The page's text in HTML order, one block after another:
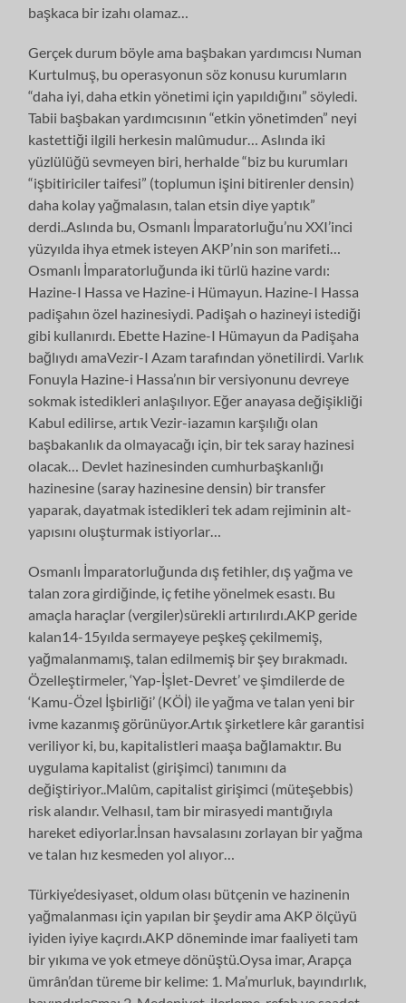
başkaca bir izahı olamaz…
Gerçek durum böyle ama başbakan yardımcısı Numan
Kurtulmuş, bu operasyonun söz konusu kurumların
“daha iyi, daha etkin yönetimi için yapıldığını” söyledi.
Tabii başbakan yardımcısının “etkin yönetimden” neyi
kastettiği ilgili herkesin malûmudur… Aslında iki
yüzlülüğü sevmeyen biri, herhalde “biz bu kurumları
“işbitiriciler taifesi” (toplumun işini bitirenler densin)
daha kolay yağmalasın, talan etsin diye yaptık”
derdi..Aslında bu, Osmanlı İmparatorluğu’nu XXI’inci
yüzyılda ihya etmek isteyen AKP’nin son marifeti…
Osmanlı İmparatorluğunda iki türlü hazine vardı:
Hazine-I Hassa ve Hazine-i Hümayun. Hazine-I Hassa
padişahın özel hazinesiydi. Padişah o hazineyi istediği
gibi kullanırdı. Ebette Hazine-I Hümayun da Padişaha
bağlıydı amaVezir-I Azam tarafından yönetilirdi. Varlık
Fonuyla Hazine-i Hassa’nın bir versiyonunu devreye
sokmak istedikleri anlaşılıyor. Eğer anayasa değişikliği
Kabul edilirse, artık Vezir-iazamın karşılığı olan
başbakanlık da olmayacağı için, bir tek saray hazinesi
olacak… Devlet hazinesinden cumhurbaşkanlığı
hazinesine (saray hazinesine densin) bir transfer
yaparak, dayatmak istedikleri tek adam rejiminin alt-
yapısını oluşturmak istiyorlar…
Osmanlı İmparatorluğunda dış fetihler, dış yağma ve
talan zora girdiğinde, iç fetihe yönelmek esastı. Bu
amaçla haraçlar (vergiler)sürekli artırılırdı.AKP geride
kalan14-15yılda sermayeye peşkeş çekilmemiş,
yağmalanmamış, talan edilmemiş bir şey bırakmadı.
Özelleştirmeler, ‘Yap-İşlet-Devret’ ve şimdilerde de
‘Kamu-Özel İşbirliği’ (KÖİ) ile yağma ve talan yeni bir
ivme kazanmış görünüyor.Artık şirketlere kâr garantisi
veriliyor ki, bu, kapitalistleri maaşa bağlamaktır. Bu
uygulama kapitalist (girişimci) tanımını da
değiştiriyor..Malûm, capitalist girişimci (müteşebbis)
risk alandır. Velhasıl, tam bir mirasyedi mantığıyla
hareket ediyorlar.İnsan havsalasını zorlayan bir yağma
ve talan hız kesmeden yol alıyor…
Türkiye’desiyaset, oldum olası bütçenin ve hazinenin
yağmalanması için yapılan bir şeydir ama AKP ölçüyü
iyiden iyiye kaçırdı.AKP döneminde imar faaliyeti tam
bir yıkıma ve yok etmeye dönüştü.Oysa imar, Arapça
ümrân’dan türeme bir kelime: 1. Ma’murluk, bayındırlık,